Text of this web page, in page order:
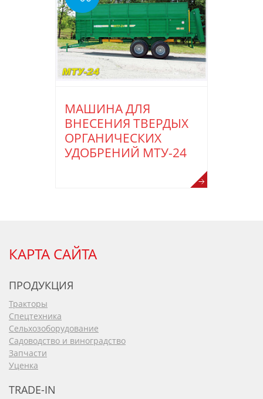
МАШИНА ДЛЯ
ВНЕСЕНИЯ ТВЕРДЫХ
ОРГАНИЧЕСКИХ
УДОБРЕНИЙ МТУ-24
КАРТА САЙТА
ПРОДУКЦИЯ
Тракторы
Спецтехника
Сельхозоборудование
Садоводство и виноградство
Запчасти
Уценка
TRADE-IN